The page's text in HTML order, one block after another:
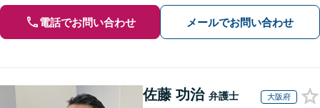
電話でお問い合わせ メールでお問い合わせ
佐藤 功治 弁護士 大阪府